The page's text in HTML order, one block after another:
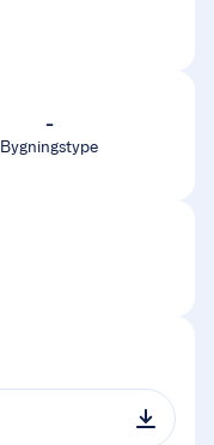
-
Bygningstype